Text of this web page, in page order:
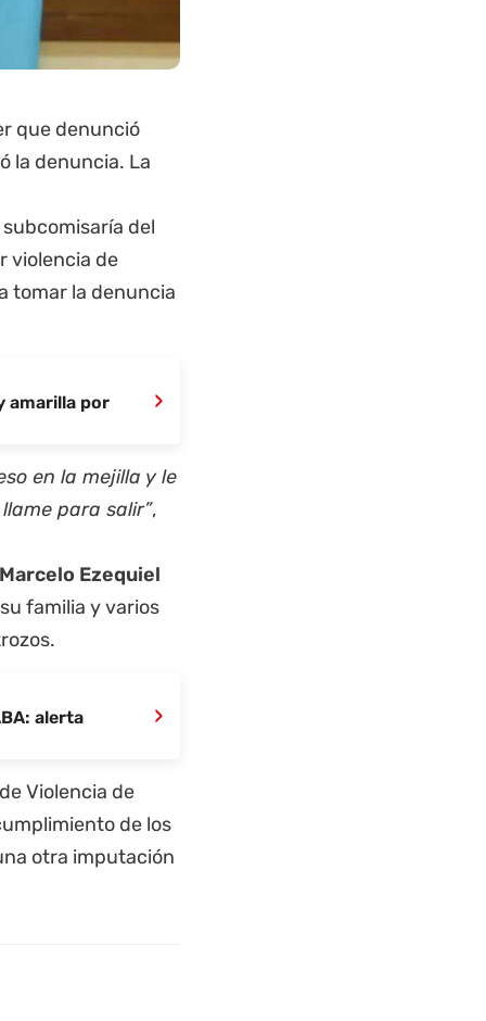
que denunció
la denuncia. La
del
violencia de
tomar la denuncia
amarilla por ›
en la mejilla y le
para salir”,
Marcelo Ezequiel
familia y varios
alerta ›
Violencia de
de los
otra imputación